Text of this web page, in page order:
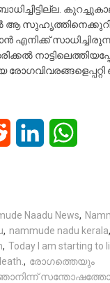
‌ആ‌
Reddit LinkedIn
Naadu News,
, nammude nadu kerala,
, Today I am starting to
, രോഗത്തെ‌യും‌